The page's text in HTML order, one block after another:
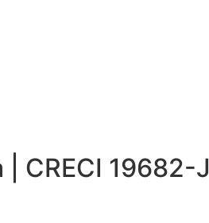
CRECI 19682-J